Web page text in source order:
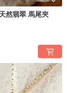
希巴（木材）等其他
帶釘等珠寶到日式配
神戶）等商店也有一
然翡翠 馬尾夾